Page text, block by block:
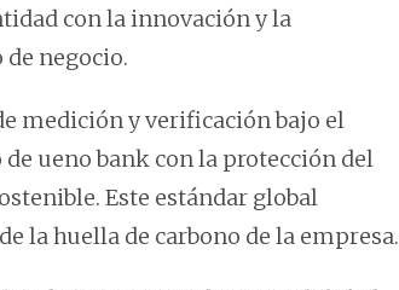
con la innovación y la
negocio.
medición y verificación bajo el
ueno bank con la protección del
Este estándar global
la huella de carbono de la empresa.